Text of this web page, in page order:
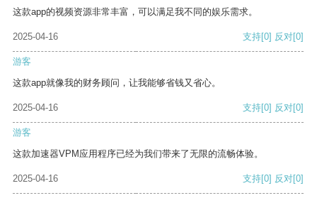
这款app的视频资源非常丰富，可以满足我不同的娱乐需求。
2025-04-16 支持[0] 反对[0]
游客
这款app就像我的财务顾问，让我能够省钱又省心。
2025-04-16 支持[0] 反对[0]
游客
这款加速器VPM应用程序已经为我们带来了无限的流畅体验。
2025-04-16 支持[0] 反对[0]